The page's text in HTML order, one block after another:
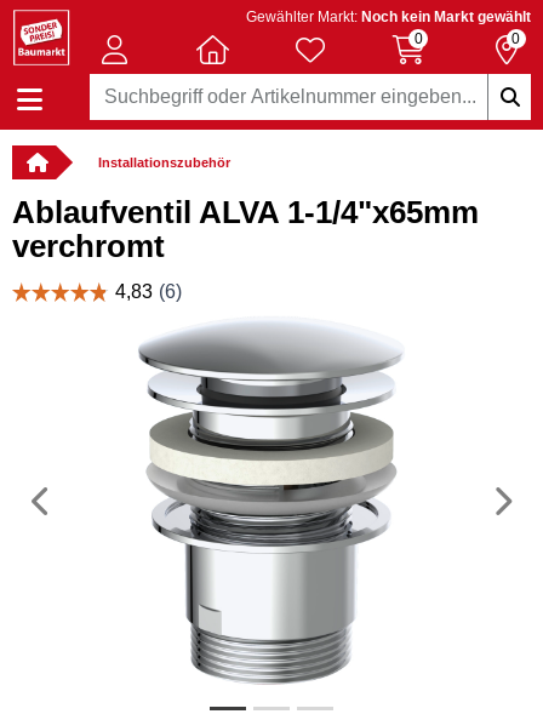
Gewählter Markt: Noch kein Markt gewählt
0
0
Installationszubehör
Ablaufventil ALVA 1-1/4"x65mm
verchromt
Vorheriges